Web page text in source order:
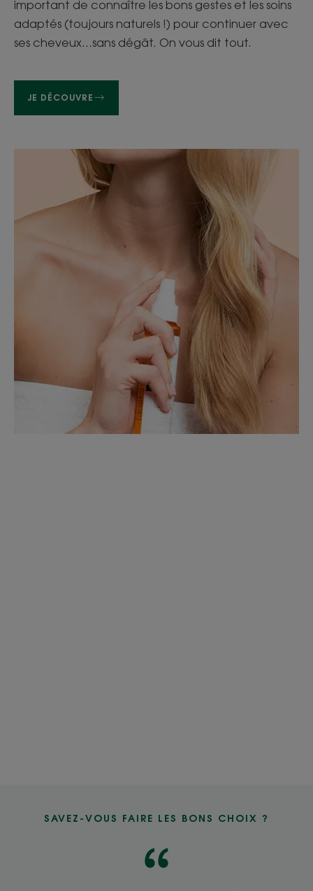
important de connaître les bons gestes et les soins
adaptés (toujours naturels !) pour continuer avec
ses cheveux…sans dégât. On vous dit tout.
JE DÉCOUVRE
SAVEZ-VOUS FAIRE LES BONS CHOIX ?